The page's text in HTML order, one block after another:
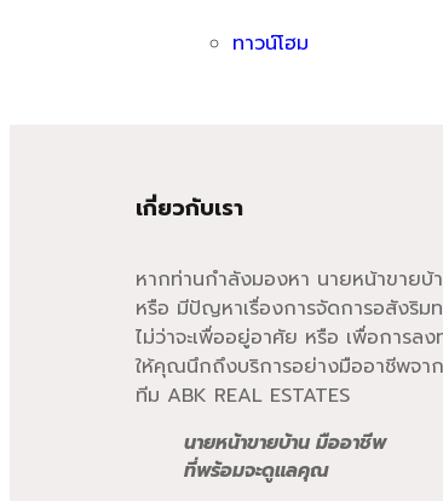
ทาวน์โฮม
เกี่ยวกับเรา
หากท่านกำลังมองหา นายหน้าขายบ้
หรือ มีปัญหาเรื่องการจัดการอสังริม
ไม่ว่าจะเพื่ออยู่อาศัย หรือ เพื่อการล
ให้คุณนึกถึงบริการอย่างมืออาชีพจาก
ทีม ABK REAL ESTATES
นายหน้าขายบ้าน มืออาชีพ
ที่พร้อมจะดูแลคุณ